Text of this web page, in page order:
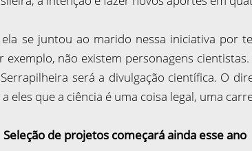
se juntou ao marido nessa iniciativa por
não existem personagens
será a divulgação científica. O
eles que a ciência é uma coisa legal, uma
Seleção de projetos começará ainda esse ano